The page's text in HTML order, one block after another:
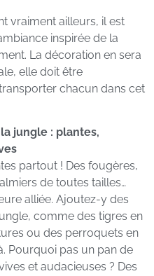
vraiment ailleurs, il est
inspirée de la
La décoration en sera
elle doit être
chacun dans cet
jungle : plantes,
partout ! Des fougères,
de toutes tailles…
alliée. Ajoutez-y des
comme des tigres en
ou des perroquets en
Pourquoi pas un pan de
et audacieuses ? Des